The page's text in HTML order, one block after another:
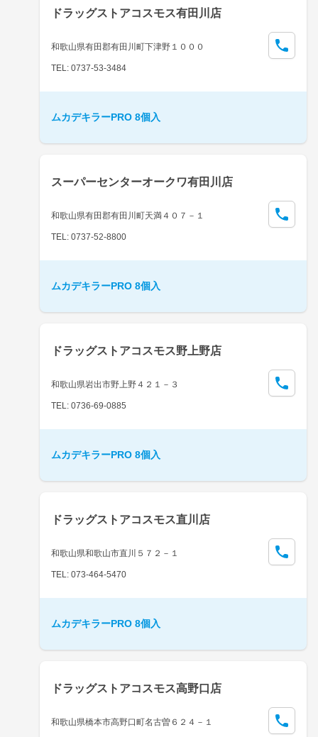
ドラッグストアコスモス有田川店
和歌山県有田郡有田川町下津野１０００
TEL: 0737-53-3484
ムカデキラーPRO 8個入
スーパーセンターオークワ有田川店
和歌山県有田郡有田川町天満４０７－１
TEL: 0737-52-8800
ムカデキラーPRO 8個入
ドラッグストアコスモス野上野店
和歌山県岩出市野上野４２１－３
TEL: 0736-69-0885
ムカデキラーPRO 8個入
ドラッグストアコスモス直川店
和歌山県和歌山市直川５７２－１
TEL: 073-464-5470
ムカデキラーPRO 8個入
ドラッグストアコスモス高野口店
和歌山県橋本市高野口町名古曽６２４－１